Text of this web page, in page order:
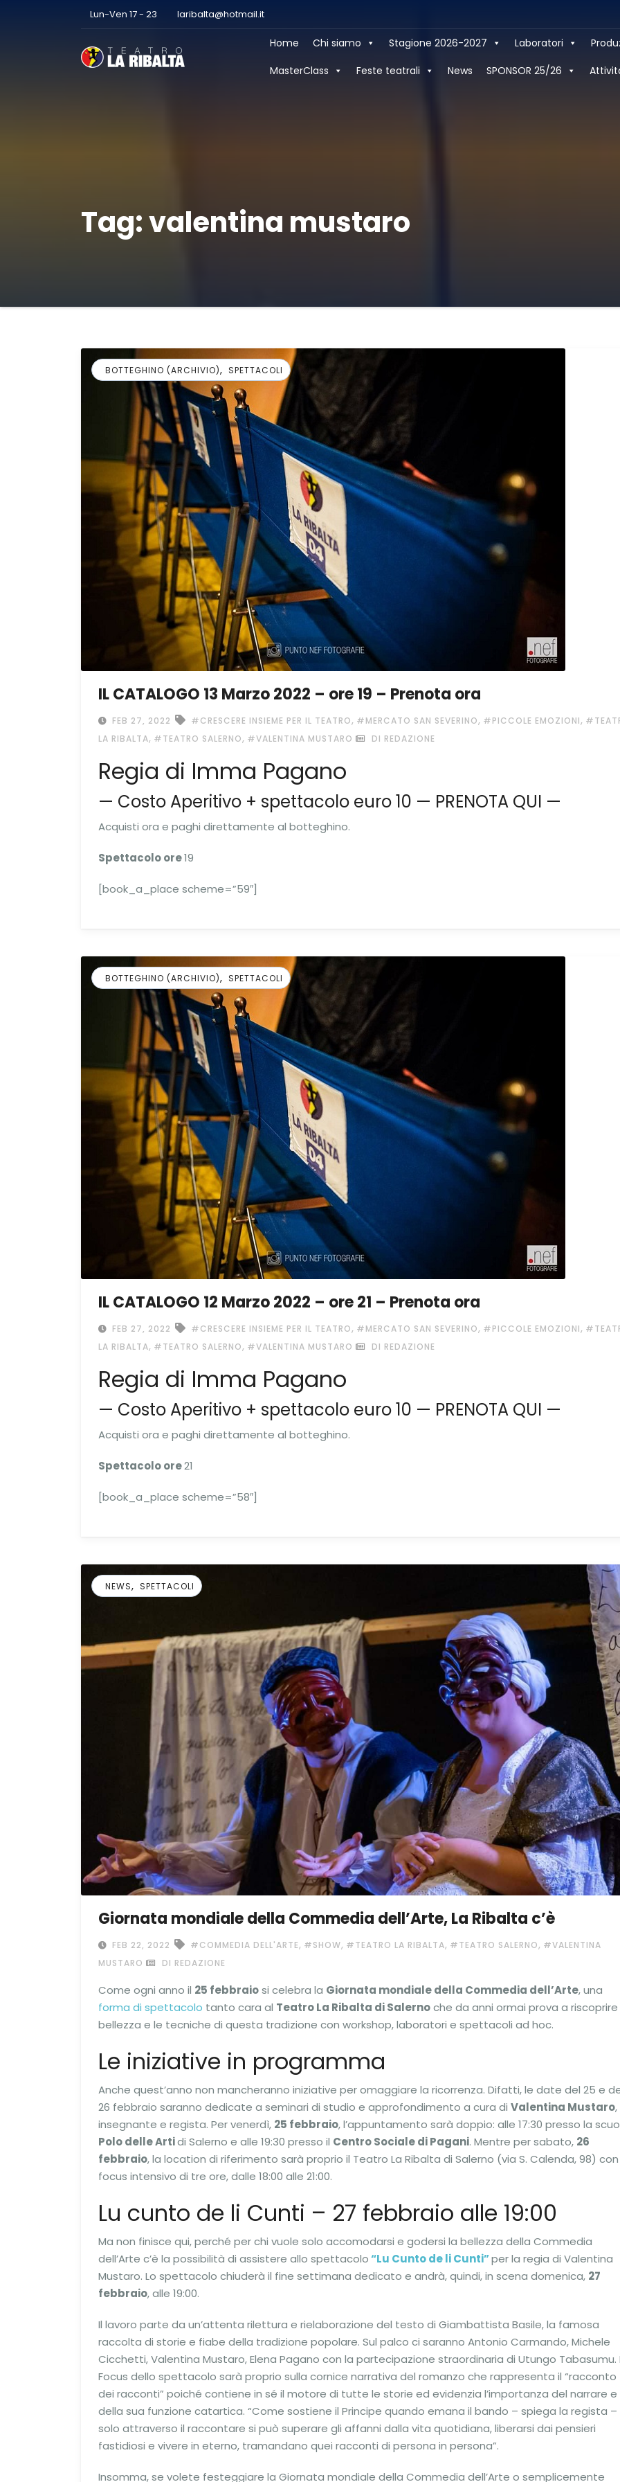
Lun-Ven 17 - 23 laribalta@hotmail.it
Home Chi siamo Stagione 2026-2027 Laboratori
MasterClass
Feste teatrali News SPONSOR 25/26
Tag:valentina mustaro
BOTTEGHINO (ARCHIVIO), SPETTACOLI
IL CATALOGO 13 Marzo 2022 – ore 19 – Prenota ora
FEB 27, 2022 #CRESCERE INSIEME PER IL TEATRO, #MERCATO SAN SEVERINO, #PICCOLE EMOZIONI,
LA RIBALTA, #TEATRO SALERNO, #VALENTINA MUSTARO DI REDAZIONE
Regia di Imma Pagano
— Costo Aperitivo + spettacolo euro 10 — PRENOTA QUI —
Acquisti ora e paghi direttamente al botteghino.
Spettacolo ore19
[book_a_place scheme=”59″]
BOTTEGHINO (ARCHIVIO), SPETTACOLI
IL CATALOGO 12 Marzo 2022 – ore 21 – Prenota ora
FEB 27, 2022 #CRESCERE INSIEME PER IL TEATRO, #MERCATO SAN SEVERINO, #PICCOLE EMOZIONI,
LA RIBALTA, #TEATRO SALERNO, #VALENTINA MUSTARO DI REDAZIONE
Regia di Imma Pagano
— Costo Aperitivo + spettacolo euro 10 — PRENOTA QUI —
Acquisti ora e paghi direttamente al botteghino.
Spettacolo ore21
[book_a_place scheme=”58″]
NEWS, SPETTACOLI
Giornata mondiale della Commedia dell’Arte, La Ribalta c’è
FEB 22, 2022 #COMMEDIA DELL'ARTE, #SHOW, #TEATRO LA RIBALTA, #TEATRO SALERNO, #VALENTINA
MUSTARO
DI REDAZIONE
Come ogni anno il 25 febbraiosi celebra la Giornata mondiale della Commedia dell’Arte, una
forma di spettacolo tanto cara al Teatro La Ribalta di Salernoche da anni ormai prova a
bellezza e le tecniche di questa tradizione con workshop, laboratori e spettacoli ad hoc.
Le iniziative in programma
Anche quest’anno non mancheranno iniziative per omaggiare la ricorrenza. Difatti, le date del 25 e
26 febbraio saranno dedicate a seminari di studio e approfondimento a cura di Valentina Mustaro,
insegnante e regista. Per venerdì, 25 febbraio, l’appuntamento sarà doppio: alle 17:30 presso la
Polo delle Artidi Salerno e alle 19:30 presso il Centro Sociale di Pagani. Mentre per sabato, 26
febbraio, la location di riferimento sarà proprio il Teatro La Ribalta di Salerno (via S. Calenda, 98)
focus intensivo di tre ore, dalle 18:00 alle 21:00.
Lu cunto de li Cunti – 27 febbraio alle 19:00
Ma non finisce qui, perché per chi vuole solo accomodarsi e godersi la bellezza della Commedia
dell’Arte c’è la possibilità di assistere allo spettacolo“Lu Cunto de li Cunti”per la regia di Valentina
Mustaro. Lo spettacolo chiuderà il fine settimana dedicato e andrà, quindi, in scena domenica, 27
febbraio, alle 19:00.
Il lavoro parte da un’attenta rilettura e rielaborazione del testo di Giambattista Basile, la famosa
raccolta di storie e fiabe della tradizione popolare. Sul palco ci saranno Antonio Carmando, Michele
Cicchetti, Valentina Mustaro, Elena Pagano con la partecipazione straordinaria di Utungo Tabasumu.
Focus dello spettacolo sarà proprio sulla cornice narrativa del romanzo che rappresenta il “racconto
dei racconti” poiché contiene in sé il motore di tutte le storie ed evidenzia l’importanza del narrare e
della sua funzione catartica. “Come sostiene il Principe quando emana il bando – spiega la regista –
solo attraverso il raccontare si può superare gli affanni dalla vita quotidiana, liberarsi dai pensieri
fastidiosi e vivere in eterno, tramandano quei racconti di persona in persona”.
Insomma, se volete festeggiare la Giornata mondiale della Commedia dell’Arte o semplicemente